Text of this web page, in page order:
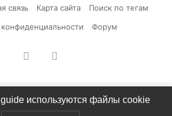
связь Карта сайта
Поиск по тегам
Форум
vk.com
используются файлы cookie